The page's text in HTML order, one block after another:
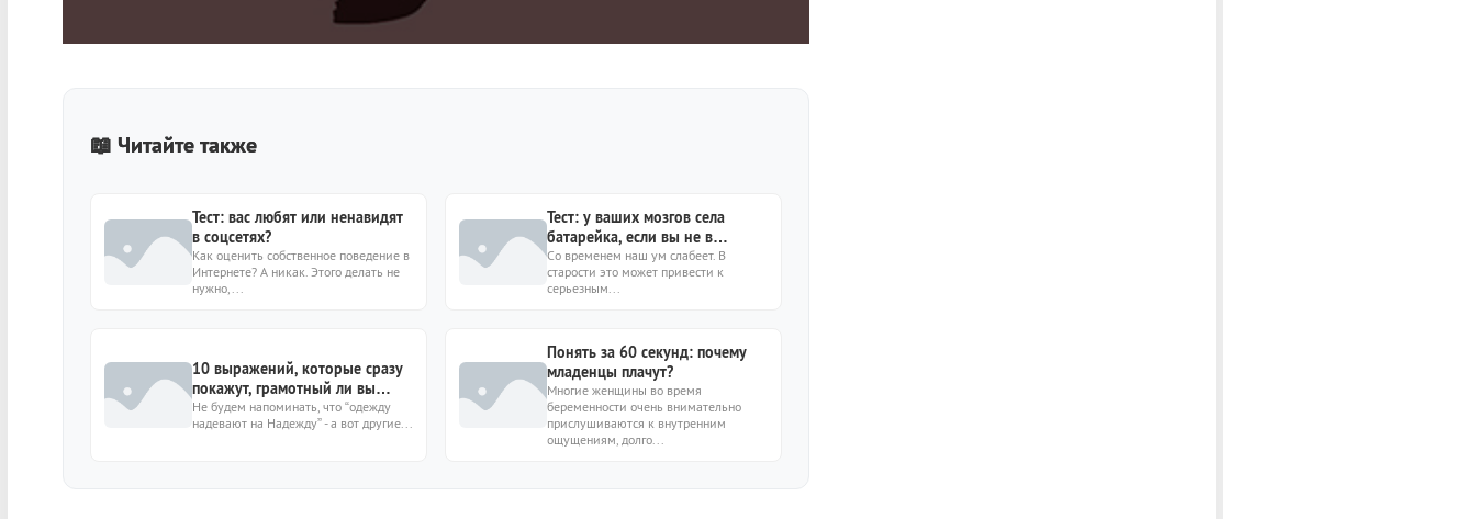
📖 Читайте также
Тест: вас любят или ненавидят
в соцсетях?
Как оценить собственное поведение в
Интернете? А никак. Этого делать не
нужно,...
Тест: у ваших мозгов села
батарейка, если вы не в
состоянии ответить 9/9
Со временем наш ум слабеет. В
старости это может привести к
серьезным...
10 выражений, которые сразу
покажут, грамотный ли вы
человек
Не будем напоминать, что “одежду
надевают на Надежду” - а вот другие...
Понять за 60 секунд: почему
младенцы плачут?
Многие женщины во время
беременности очень внимательно
прислушиваются к внутренним
ощущениям, долго...